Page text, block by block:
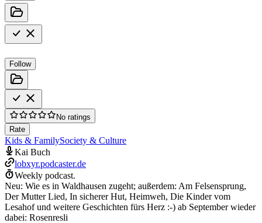
Follow
No ratings
Rate
Kids & FamilySociety & Culture
Kai Buch
lobxyr.podcaster.de
Weekly podcast.
Neu: Wie es in Waldhausen zugeht; außerdem: Am Felsensprung,
Der Mutter Lied, In sicherer Hut, Heimweh, Die Kinder vom
Lesahof und weitere Geschichten fürs Herz :-) ab September wieder
dabei: Rosenresli